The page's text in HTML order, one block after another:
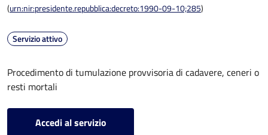
(urn:nir:presidente.repubblica:decreto:1990-09-10;285)
Servizio attivo
Procedimento di tumulazione provvisoria di cadavere, ceneri o
resti mortali
Accedi al servizio